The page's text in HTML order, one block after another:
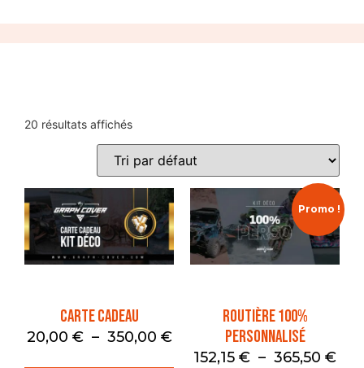
20 résultats affichés
Carte Cadeau
20,00 € – 350,00 €
Promo !
Routière 100%
Personnalisé
152,15 € – 365,50 €